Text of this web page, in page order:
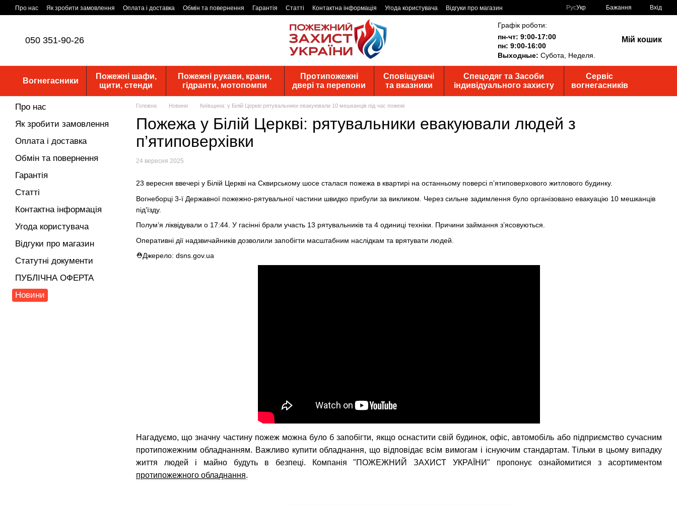
Перейти до основного контенту
Про нас Як зробити замовлення Оплата і доставка Обмін та повернення Гарантія Статті Контактна інформація Угода користувача
Відгуки про магазин
РусУкр Бажання Вхід
050 351-90-26
Графік роботи:
пн-чт: 9:00-17:00
пн: 9:00-16:00
Выходные: Субота, Неделя.
Мій кошик
Вогнегасники
Пожежні шафи,
щити, стенди
Пожежні рукави, крани,
гідранти, мотопомпи
Протипожежні
двері та перепони
Сповіщувачі
та вказники
Спецодяг та Засоби
індивідуального захисту
Сервіс
вогнегасників
Головна Новини Київщина: у Білій Церкві рятувальники евакуювали 10 мешканців під час пожежі
Пожежа у Білій Церкві: рятувальники евакуювали людей з
п’ятиповерхівки
24 вересня 2025
23 вересня ввечері у Білій Церкві на Сквирському шосе сталася пожежа в квартирі на останньому поверсі п’ятиповерхового житлового будинку.
Вогнеборці 3-ї Державної пожежно-рятувальної частини швидко прибули за викликом. Через сильне задимлення було організовано евакуацію 10 мешканців
під’їзду.
Полум’я ліквідували о 17:44. У гасінні брали участь 13 рятувальників та 4 одиниці техніки. Причини займання з’ясовуються.
Оперативні дії надзвичайників дозволили запобігти масштабним наслідкам та врятувати людей.
⛑Джерело: dsns.gov.ua
Нагадуємо, що значну частину пожеж можна було б запобігти, якщо оснастити свій будинок, офіс, автомобіль або підприємство сучасним
протипожежним обладнанням. Важливо купити обладнання, що відповідає всім вимогам і існуючим стандартам. Тільки в цьому випадку
життя людей і майно будуть в безпеці. Компанія "ПОЖЕЖНИЙ ЗАХИСТ УКРАЇНИ" пропонує ознайомитися з асортиментом
протипожежного обладнання.
Про нас
Як зробити замовлення
Оплата і доставка
Обмін та повернення
Гарантія
Статті
Контактна інформація
Угода користувача
Відгуки про магазин
Статутні документи
ПУБЛІЧНА ОФЕРТА
Новини